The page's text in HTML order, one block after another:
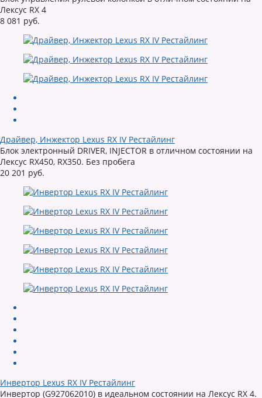
Лексус RX 4
8 081 руб.
Драйвер, Инжектор Lexus RX IV Рестайлинг
Блок электронный DRIVER, INJECTOR в отличном состоянии на
Лексус RX450, RX350. Без пробега
20 201 руб.
Инвертор Lexus RX IV Рестайлинг
Инвертор (G927062010) в идеальном состоянии на Лексус RX 4.